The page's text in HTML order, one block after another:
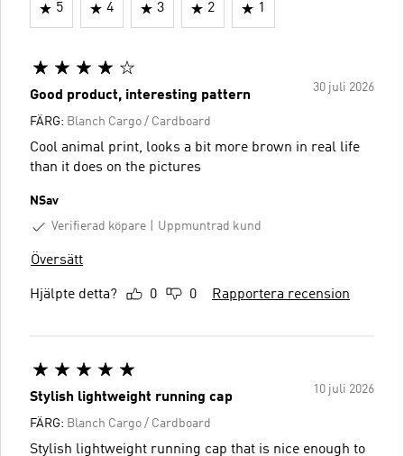
5 4 3 2 1
30 juli 2026
Good product, interesting pattern
FÄRG: Blanch Cargo / Cardboard
Cool animal print, looks a bit more brown in real life
than it does on the pictures
NSav
Verifierad köpare
Uppmuntrad kund
Översätt
Hjälpte detta? 0 0 Rapportera recension
10 juli 2026
Stylish lightweight running cap
FÄRG: Blanch Cargo / Cardboard
Stylish lightweight running cap that is nice enough to